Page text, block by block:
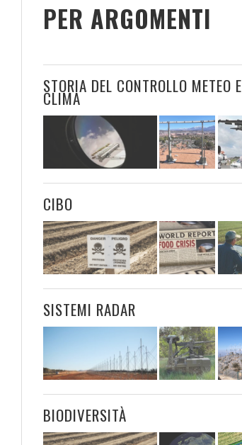
PER ARGOMENTI
STORIA DEL CONTROLLO METEO E
CLIMA
CIBO
SISTEMI RADAR
BIODIVERSITÀ